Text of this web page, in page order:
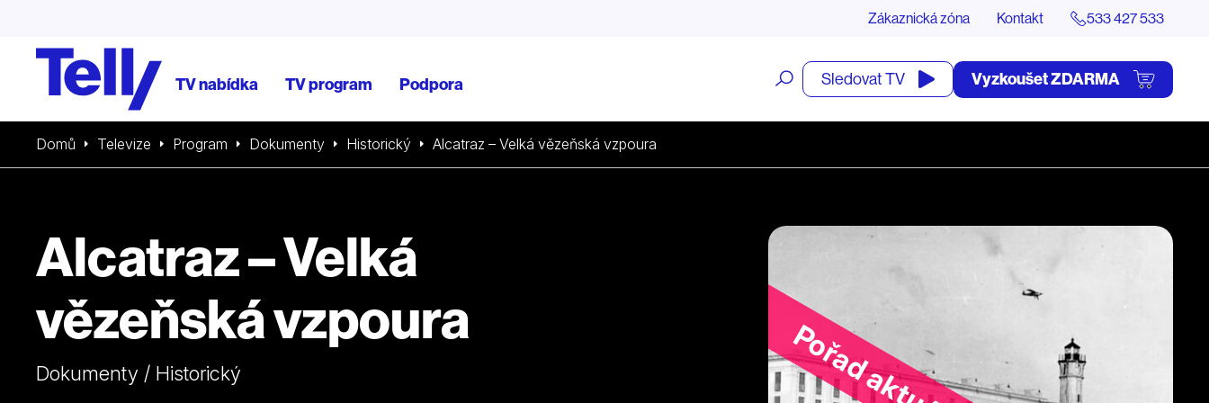
Zákaznická zóna Kontakt 533 427 533
TV nabídka TV program Podpora
Otevřít
vyhledávání
Sledovat TV Vyzkoušet ZDARMA
Domů Televize Program Dokumenty Historický Alcatraz – Velká vězeňská vzpoura
Alcatraz – Velká
vězeňská vzpoura
Dokumenty / Historický